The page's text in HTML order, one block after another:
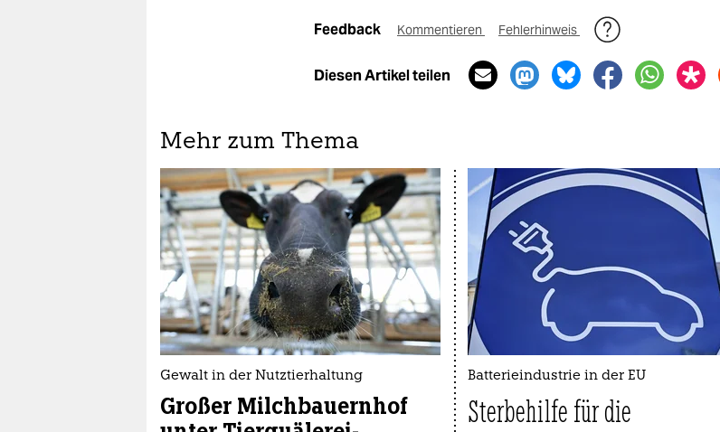
Feedback Kommentieren Fehlerhinweis
Diesen Artikel teilen
Mehr zum Thema
Gewalt in der Nutztierhaltung
Großer Milchbauernhof
Batterieindustrie in der EU
Sterbehilfe für die